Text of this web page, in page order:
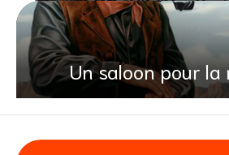
Un saloon pour la